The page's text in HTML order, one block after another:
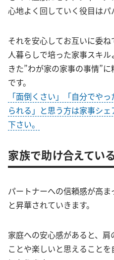
心地よく回していく役目はパ
それを安心してお互いに委
人暮らしで培った家事スキ
きた”わが家の家事の事情”
です。
「面倒くさい」「自分でや
られる」と思う方は家事シ
下さい。
家族で助け合えてい
パートナーへの信頼感が高
と昇華されていきます。
家庭への安心感があると、
ことや楽しいと思えること